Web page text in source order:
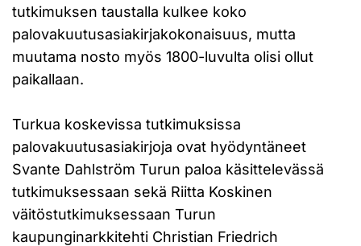
tutkimuksen taustalla kulkee koko
palovakuutusasiakirjakokonaisuus, mutta
muutama nosto myös 1800-luvulta olisi ollut
paikallaan.
Turkua koskevissa tutkimuksissa
palovakuutusasiakirjoja ovat hyödyntäneet
Svante Dahlström Turun paloa käsittelevässä
tutkimuksessaan sekä Riitta Koskinen
väitöstutkimuksessaan Turun
kaupunginarkkitehti Christian Friedrich